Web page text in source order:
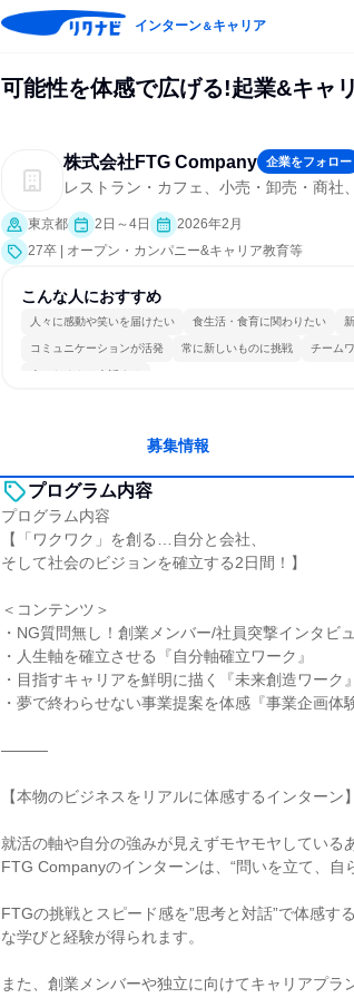
インターン＆キャリア
可能性を体感で広げる!起業&キャ
株式会社FTG Company 企業をフォロー
レストラン・カフェ、小売・卸売・商社
東京都 2日～4日
2026年2月
27卒 | オープン・カンパニー&キャリア教育等
こんな人におすすめ
人々に感動や笑いを届けたい 食生活・食育に関わりたい
コミュニケーションが活発 常に新しいものに挑戦 チーム
人とたくさん会話する
募集情報
プログラム内容
プログラム内容
【「ワクワク」を創る…自分と会社、
そして社会のビジョンを確立する2日間！】
＜コンテンツ＞
・NG質問無し！創業メンバー/社員突撃インタビ
・人生軸を確立させる『自分軸確立ワーク』
・目指すキャリアを鮮明に描く『未来創造ワーク』
・夢で終わらせない事業提案を体感『事業企画体
―――
【本物のビジネスをリアルに体感するインターン】
就活の軸や自分の強みが見えずモヤモヤしている
FTG Companyのインターンは、“問いを立て、自
FTGの挑戦とスピード感を”思考と対話”で体感
な学びと経験が得られます。
また、創業メンバーや独立に向けてキャリアプラ